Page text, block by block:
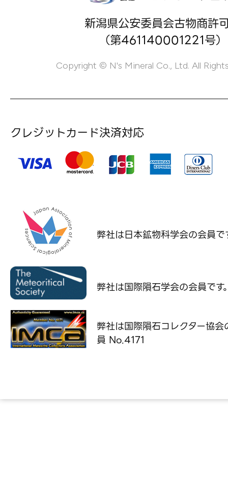
新潟県公安委員会古物商許
（第461140001221号）
Copyright © N's Mineral Co., Ltd. All
クレジットカード決済対応
弊社は日本鉱物科学会の会員で
弊社は国際隕石学会の会員です
弊社は国際隕石コレクター協会
員 No.4171